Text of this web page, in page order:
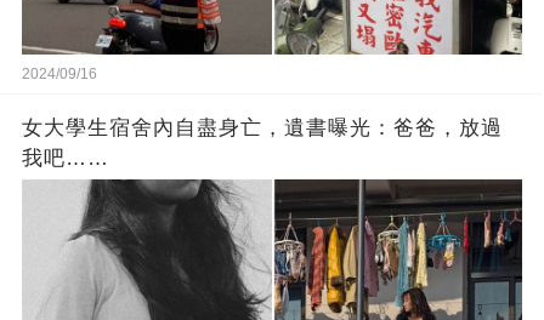
2024/09/16
女大學生宿舍內自盡身亡，遺書曝光：爸爸，放過
我吧……